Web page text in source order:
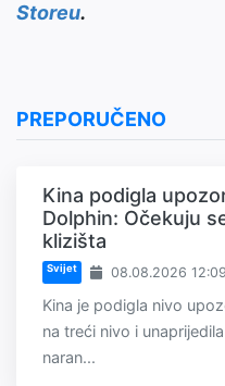
Storeu.
PREPORUČENO
Kina podigla
Dolphin: Očekuju
klizišta
Svijet 08.08.2026 12:09
Kina je podigla nivo
na treći nivo i
naran...